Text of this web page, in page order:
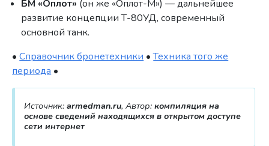
БМ «Оплот» (он же «Оплот-М») — дальнейшее
развитие концепции Т-80УД, современный
основной танк.
•Справочник бронетехники •Техника того же
периода •
Источник: armedman.ru, Автор: компиляция на
основе сведений находящихся в открытом доступе
сети интернет